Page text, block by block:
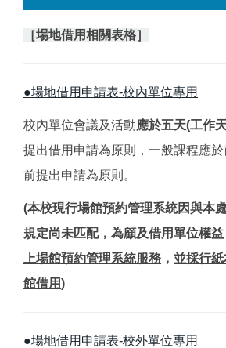
場館介紹
場地查詢預約狀況
借用申請表
場館位置
常見問題
學人招待所
［場地借用相關表格］
●場地借用申請表-校內單位專用
校內單位會議及活動應於五天(工作
提出借用申請為原則，一般課程應
前提出申請為原則。
(本校現行場館預約管理系統因與本
規定尚未匹配，為顧及借用單位權益
上場館預約管理系統服務 ， 並採行
館借用)
●場地借用申請表-校外單位專用